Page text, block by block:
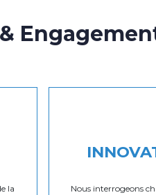
la
Nous interrogeons